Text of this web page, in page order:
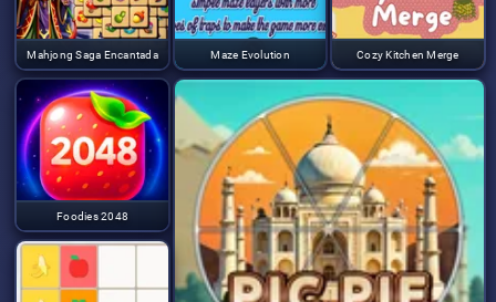
Mahjong Saga Encantada Maze Evolution Cozy Kitchen Merge
Foodies 2048